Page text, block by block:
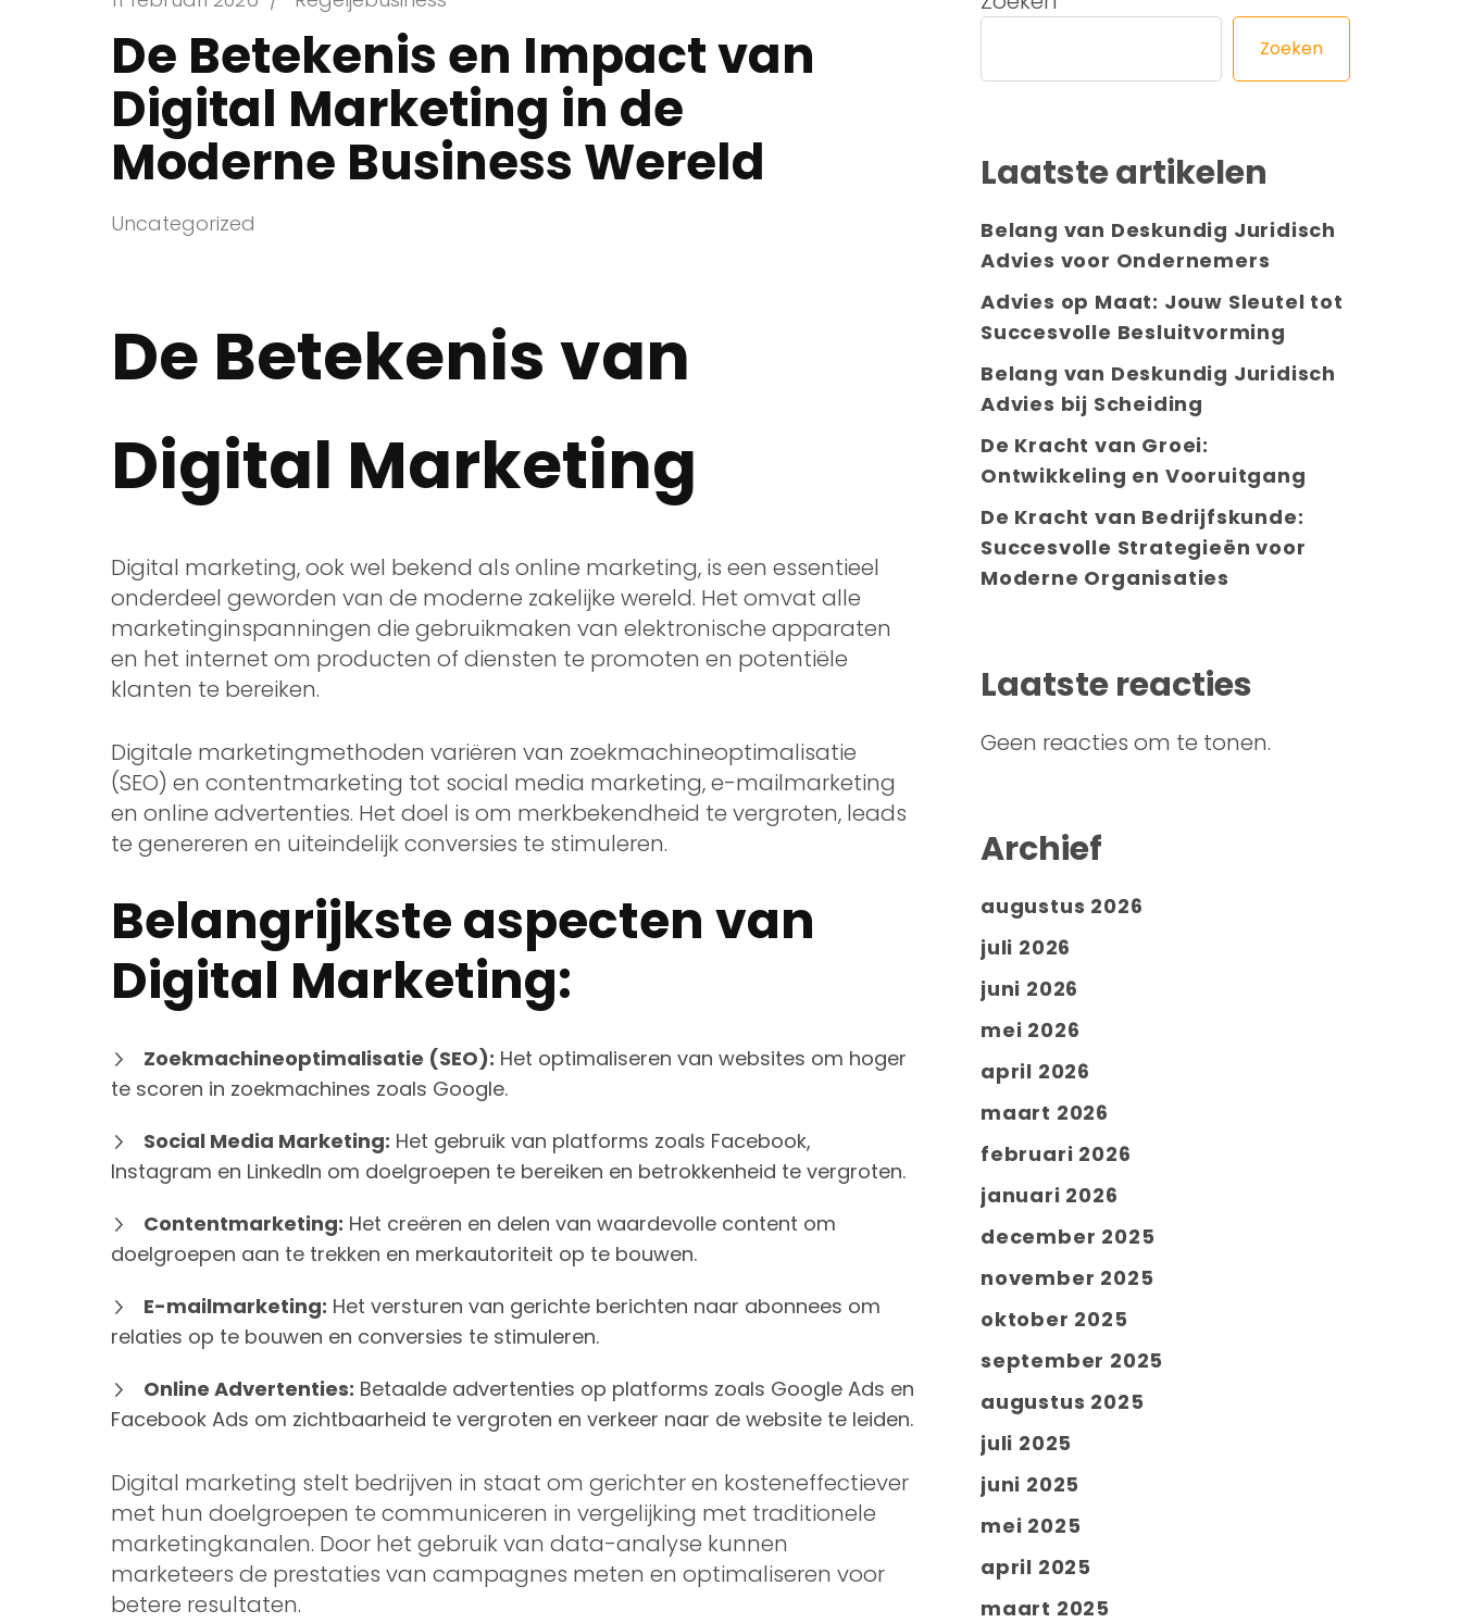
De Betekenis en Impact van
Digital Marketing in de
Moderne Business Wereld
Uncategorized
De Betekenis van
Digital Marketing
Digital marketing, ook wel bekend als online marketing, is een essentieel
onderdeel geworden van de moderne zakelijke wereld. Het omvat alle
marketinginspanningen die gebruikmaken van elektronische apparaten
en het internet om producten of diensten te promoten en potentiële
klanten te bereiken.
Digitale marketingmethoden variëren van zoekmachineoptimalisatie
(SEO) en contentmarketing tot social media marketing, e-mailmarketing
en online advertenties. Het doel is om merkbekendheid te vergroten, leads
te genereren en uiteindelijk conversies te stimuleren.
Belangrijkste aspecten van
Digital Marketing:
Zoekmachineoptimalisatie (SEO): Het optimaliseren van websites om hoger
te scoren in zoekmachines zoals Google.
Social Media Marketing: Het gebruik van platforms zoals Facebook,
Instagram en LinkedIn om doelgroepen te bereiken en betrokkenheid te vergroten.
Contentmarketing: Het creëren en delen van waardevolle content om
doelgroepen aan te trekken en merkautoriteit op te bouwen.
E-mailmarketing: Het versturen van gerichte berichten naar abonnees om
relaties op te bouwen en conversies te stimuleren.
Online Advertenties: Betaalde advertenties op platforms zoals Google Ads en
Facebook Ads om zichtbaarheid te vergroten en verkeer naar de website te leiden.
Digital marketing stelt bedrijven in staat om gerichter en kosteneffectiever
met hun doelgroepen te communiceren in vergelijking met traditionele
marketingkanalen. Door het gebruik van data-analyse kunnen
marketeers de prestaties van campagnes meten en optimaliseren voor
betere resultaten.
Zoeken
Laatste artikelen
Belang van Deskundig Juridisch
Advies voor Ondernemers
Advies op Maat: Jouw Sleutel tot
Succesvolle Besluitvorming
Belang van Deskundig Juridisch
Advies bij Scheiding
De Kracht van Groei:
Ontwikkeling en Vooruitgang
De Kracht van Bedrijfskunde:
Succesvolle Strategieën voor
Moderne Organisaties
Laatste reacties
Geen reacties om te tonen.
Archief
augustus 2026
juli 2026
juni 2026
mei 2026
april 2026
maart 2026
februari 2026
januari 2026
december 2025
november 2025
oktober 2025
september 2025
augustus 2025
juli 2025
juni 2025
mei 2025
april 2025
maart 2025